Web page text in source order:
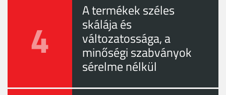
4
A termékek széles
skálája és
változatossága, a
minőségi szabványok
sérelme nélkül